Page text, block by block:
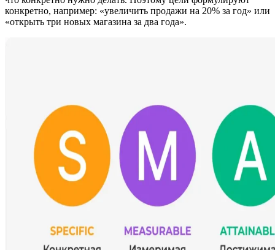
конкретно, например: «увеличить продажи на 20% за год» или
«открыть три новых магазина за два года».